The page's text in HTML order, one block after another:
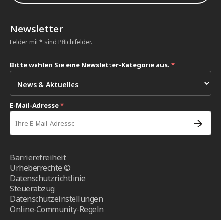
Newsletter
Felder mit * sind Pflichtfelder.
Bitte wählen Sie eine Newsletter-Kategorie aus. *
E-Mail-Adresse*
Barrierefreiheit
Urheberrechte ©
Datenschutzrichtlinie
Steuerabzug
Datenschutzeinstellungen
Online-Community-Regeln